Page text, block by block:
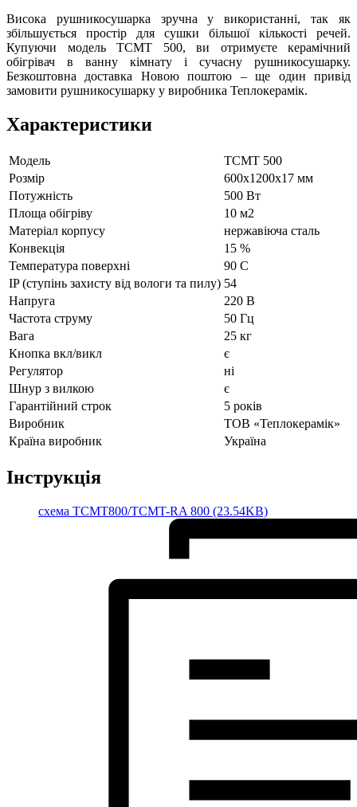
Висока рушникосушарка зручна у використанні, так як
збільшується простір для сушки більшої кількості речей.
Купуючи модель ТСМТ 500, ви отримуєте керамічний
обігрівач в ванну кімнату і сучасну рушникосушарку.
Безкоштовна доставка Новою поштою – ще один привід
замовити рушникосушарку у виробника Теплокерамік.
Характеристики
Модель
ТСМТ 500
Рoзмір
600х1200х17 мм
Потужність
500 Вт
Площа обігріву
10 м2
Матеріал корпусу
нержавіюча сталь
Конвекція
15 %
Температура поверхні
90 С
IP (ступінь захисту від вологи та пилу) 54
Напруга
220 В
Частота струму
50 Гц
Вага
25 кг
Кнопка вкл/викл
є
Регулятор
ні
Шнур з вилкою
є
Гарантійний строк
5 років
Виробник
ТОВ «Теплокерамік»
Країна виробник
Україна
Інструкція
cхема TCMT800/TCMT-RA 800 (23.54KB)